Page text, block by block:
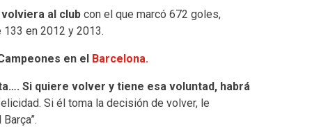
al clubcon el que marcó 672 goles,
133 en 2012 y 2013.
en el Barcelona.
Si quiere volver y tiene esa voluntad, habrá
Si él toma la decisión de volver, le